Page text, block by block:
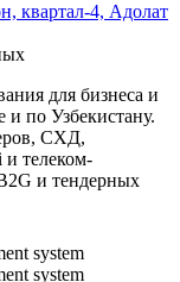
квартал-4, Адолат
для бизнеса и
и по Узбекистану.
СХД,
и телеком-
и тендерных